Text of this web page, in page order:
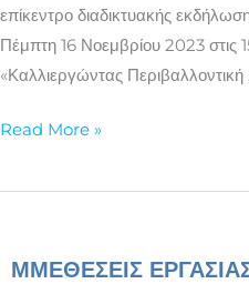
επίκεντρο διαδικτυακής
Πέμπτη 16 Νοεμβρίου 2023 στις
«Καλλιεργώντας
Read More »
ΜΜΕΘΕΣΕΙΣ